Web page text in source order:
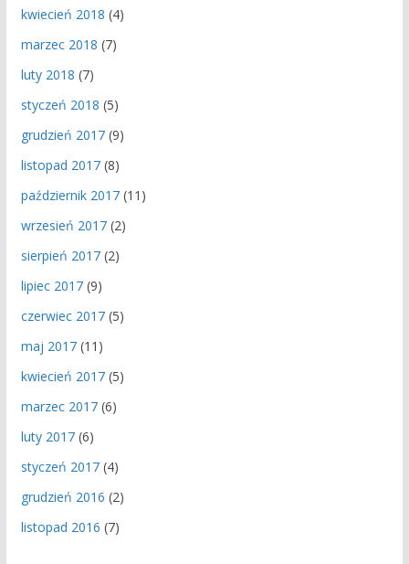
kwiecień 2018 (4)
marzec 2018 (7)
luty 2018 (7)
styczeń 2018 (5)
grudzień 2017(9)
listopad 2017(8)
październik 2017(11)
wrzesień 2017(2)
sierpień 2017(2)
lipiec 2017(9)
czerwiec 2017(5)
maj 2017(11)
kwiecień 2017(5)
marzec 2017(6)
luty 2017(6)
styczeń 2017(4)
grudzień 2016 (2)
listopad 2016 (7)